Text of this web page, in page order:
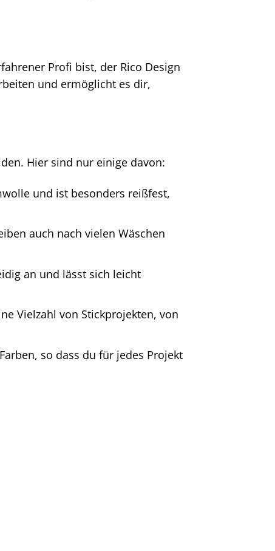
Profi bist, der Rico Design
und ermöglicht es dir,
Hier sind nur einige davon:
und ist besonders reißfest,
auch nach vielen Wäschen
an und lässt sich leicht
Vielzahl von Stickprojekten, von
so dass du für jedes Projekt